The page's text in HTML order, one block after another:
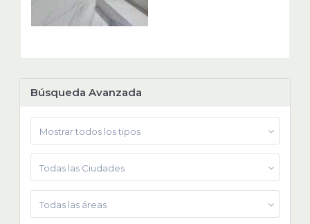
Búsqueda Avanzada
Mostrar todos los tipos
Todas las Ciudades
Todas las áreas